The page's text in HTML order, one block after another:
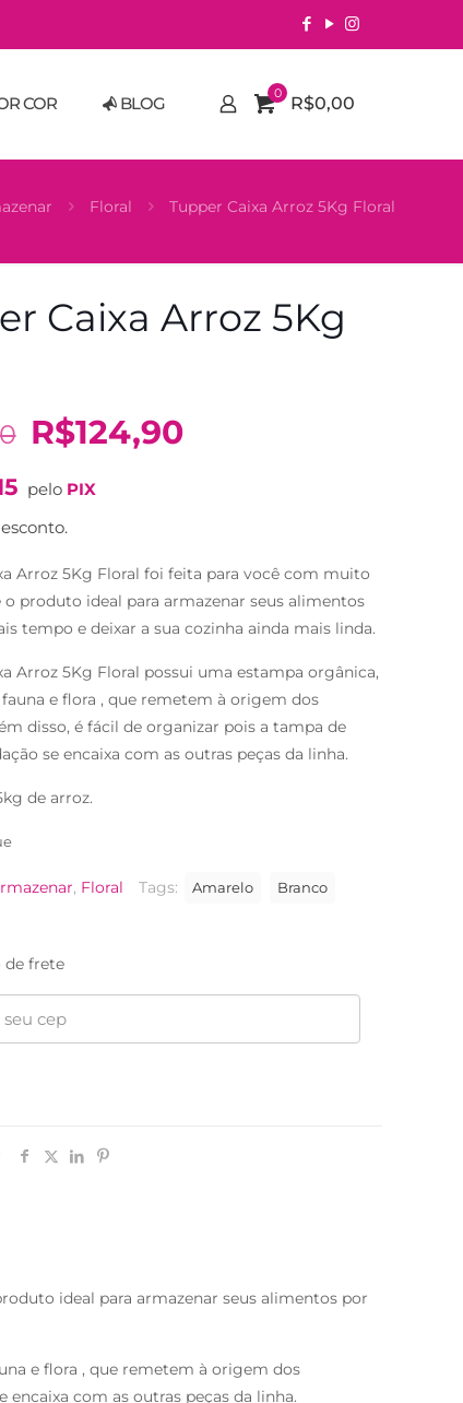
COR BLOG 0 R$0,00
Floral Tupper Caixa Arroz 5Kg Floral
Caixa Arroz 5Kg
O
original
era:
R$149,90.
R$124,90O
R$124,90.
pelo PIX
Arroz 5Kg Floral foi feita para você com muito
o produto ideal para armazenar seus alimentos
tempo e deixar a sua cozinha ainda mais linda.
Arroz 5Kg Floral possui uma estampa orgânica,
fauna e flora , que remetem à origem dos
disso, é fácil de organizar pois a tampa de
se encaixa com as outras peças da linha.
de arroz.
, Floral Tags: Amarelo Branco
de frete
ideal para armazenar seus alimentos por
e flora , que remetem à origem dos
com as outras peças da linha.